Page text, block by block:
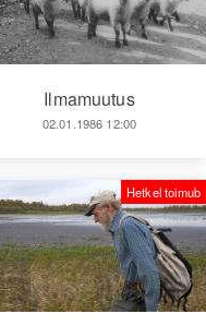
Ilmamuutus
02.01.1986 12:00
Hetkel toimub